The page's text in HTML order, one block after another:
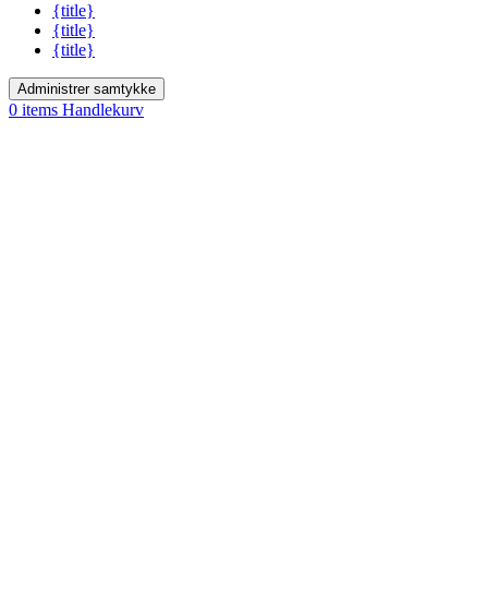
{title}
{title}
{title}
Administrer samtykke
0 items Handlekurv